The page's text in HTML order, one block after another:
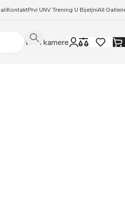
KontaktPrvi UNV Trening U BijeljniAll
WIFI kamere